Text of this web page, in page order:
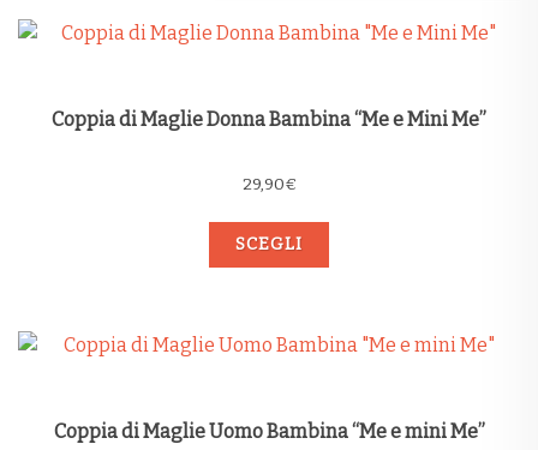
Coppia di Maglie Donna Bambina “Me e Mini Me”
29,90€
SCEGLI
Coppia di Maglie Uomo Bambina “Me e mini Me”